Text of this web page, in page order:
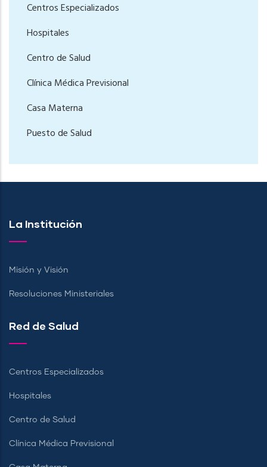
Centros Especializados
Hospitales
Centro de Salud
Clínica Médica Previsional
Casa Materna
Puesto de Salud
La Institución
Misión y Visión
Resoluciones Ministeriales
Red de Salud
Centros Especializados
Hospitales
Centro de Salud
Clínica Médica Previsional